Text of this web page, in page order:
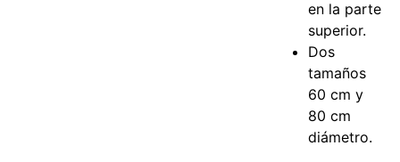
en la parte
superior.
Dos
tamaños
60 cm y
80 cm
diámetro.